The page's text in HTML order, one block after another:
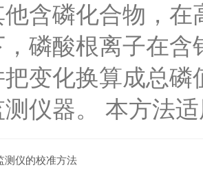
含磷化合物，
磷酸根离子在
变化换算成总
仪器。 本方法
测仪的校准方法